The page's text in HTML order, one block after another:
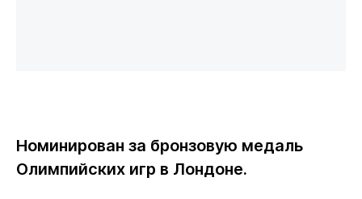
Номинирован за бронзовую медаль
Олимпийских игр в Лондоне.